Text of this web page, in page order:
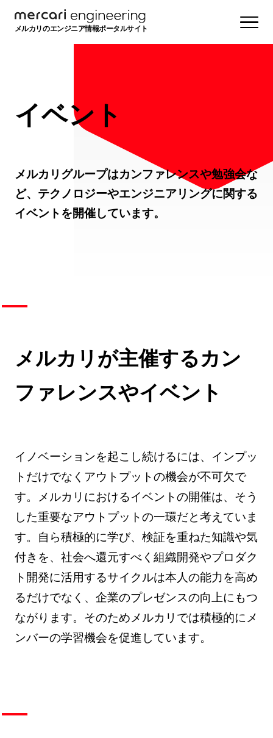
メルカリのエンジニア情報ポータルサイト
イベント
メルカリグループはカンファレンスや勉強会な
ど、テクノロジーやエンジニアリングに関する
イベントを開催しています。
メルカリが主催するカン
ファレンスやイベント
イノベーションを起こし続けるには、インプッ
トだけでなくアウトプットの機会が不可欠で
す。メルカリにおけるイベントの開催は、そう
した重要なアウトプットの一環だと考えていま
す。自ら積極的に学び、検証を重ねた知識や気
付きを、社会へ還元すべく組織開発やプロダク
ト開発に活用するサイクルは本人の能力を高め
るだけでなく、企業のプレゼンスの向上にもつ
ながります。そのためメルカリでは積極的にメ
ンバーの学習機会を促進しています。